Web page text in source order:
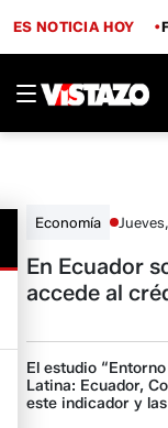
ES NOTICIA HOY
Economía
En Ecuador
accede al
El estudio
Latina: Ecuador,
este indicador y